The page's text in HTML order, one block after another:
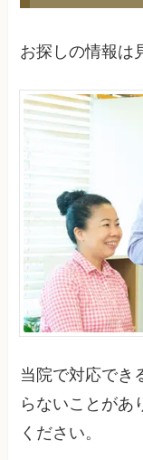
お探しの情報は
当院で対応でき
らないことがあ
ください。